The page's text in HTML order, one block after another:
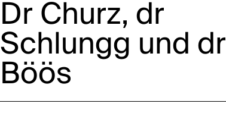
Dr Churz, dr
Schlungg und dr
Böös